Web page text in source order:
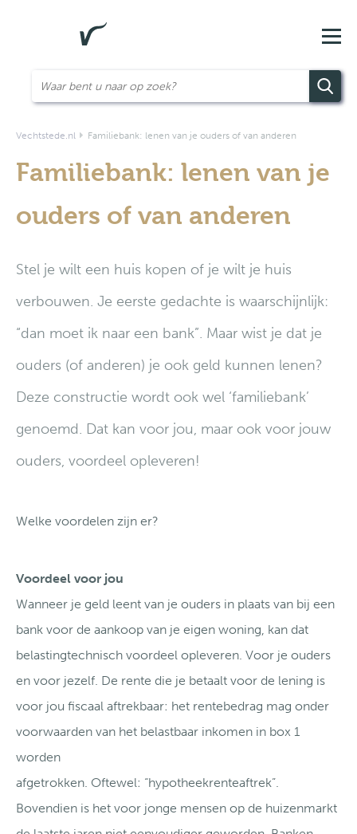
Vechtstede.nl Familiebank: lenen van je ouders of van anderen
Familiebank: lenen van je
ouders of van anderen
Stel je wilt een huis kopen of je wilt je huis
verbouwen. Je eerste gedachte is waarschijnlijk:
“dan moet ik naar een bank”. Maar wist je dat je
ouders (of anderen) je ook geld kunnen lenen?
Deze constructie wordt ook wel ‘familiebank’
genoemd. Dat kan voor jou, maar ook voor jouw
ouders, voordeel opleveren!
Welke voordelen zijn er?
Voordeel voor jou
Wanneer je geld leent van je ouders in plaats van bij een
bank voor de aankoop van je eigen woning, kan dat
belastingtechnisch voordeel opleveren. Voor je ouders
en voor jezelf. De rente die je betaalt voor de lening is
voor jou fiscaal aftrekbaar: het rentebedrag mag onder
voorwaarden van het belastbaar inkomen in box 1
worden
afgetrokken. Oftewel: “hypotheekrenteaftrek”.
Bovendien is het voor jonge mensen op de huizenmarkt